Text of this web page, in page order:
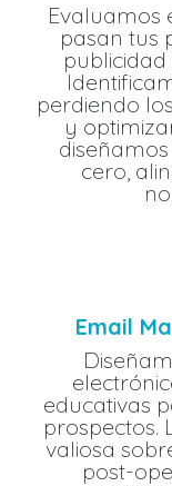
Evaluamos
pasan tus
publicidad
perdiendo
y
cero,
Email
educativas
prospectos.
valiosa
post-